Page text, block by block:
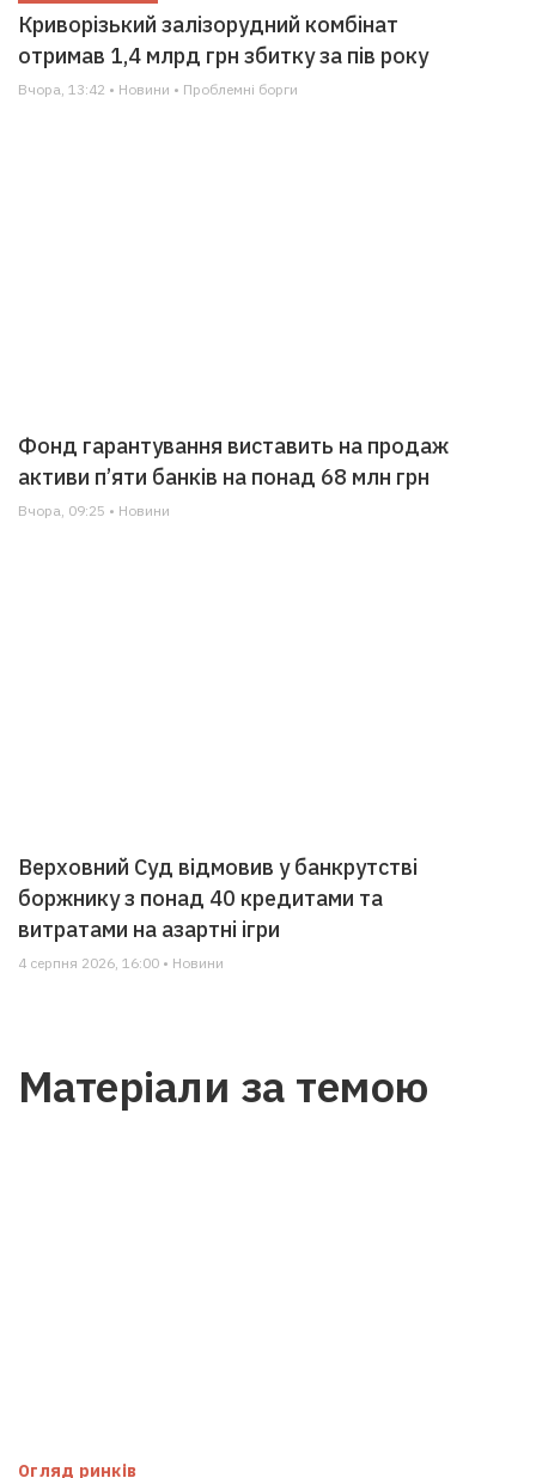
Криворізький залізорудний комбінат
отримав 1,4 млрд грн збитку за пів року
Вчора, 13:42 • Новини • Проблемні борги
Фонд гарантування виставить на продаж
активи п’яти банків на понад 68 млн грн
Вчора, 09:25 • Новини
Верховний Суд відмовив у банкрутстві
боржнику з понад 40 кредитами та
витратами на азартні ігри
4 серпня 2026, 16:00 • Новини
Матеріали за темою
Огляд ринків